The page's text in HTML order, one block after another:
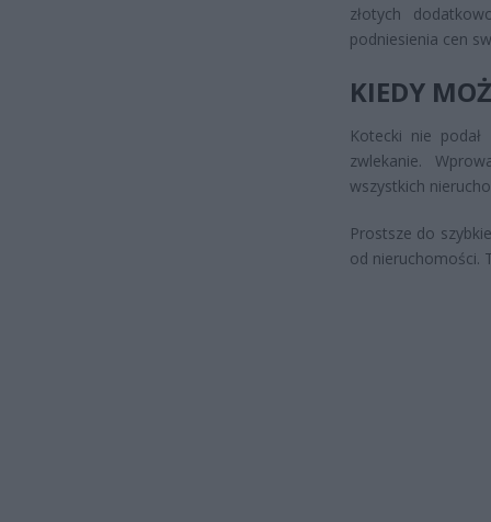
złotych
podniesienia cen
KIEDY
Kotecki nie
zwlekanie.
wszystkich
Prostsze do
od nieruchomości.